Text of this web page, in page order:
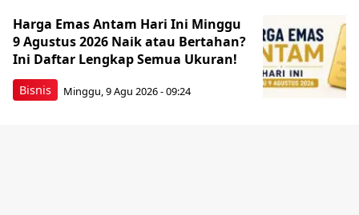
Bisnis
Harga Emas Antam Hari Ini Minggu
9 Agustus 2026 Naik atau Bertahan?
Ini Daftar Lengkap Semua Ukuran!
Minggu, 9 Agu 2026 - 09:24